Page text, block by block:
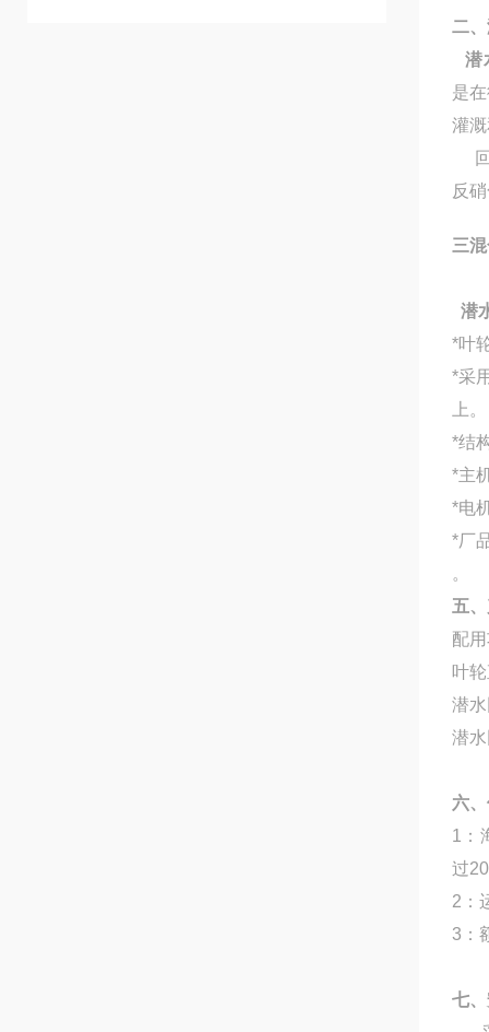
二、
潜
是
灌
回
反
三
潜
*叶
*采
上。
*结
*主
*电
*厂
。
五、
配
叶
潜
潜
六
1：
过
2：
3：
七